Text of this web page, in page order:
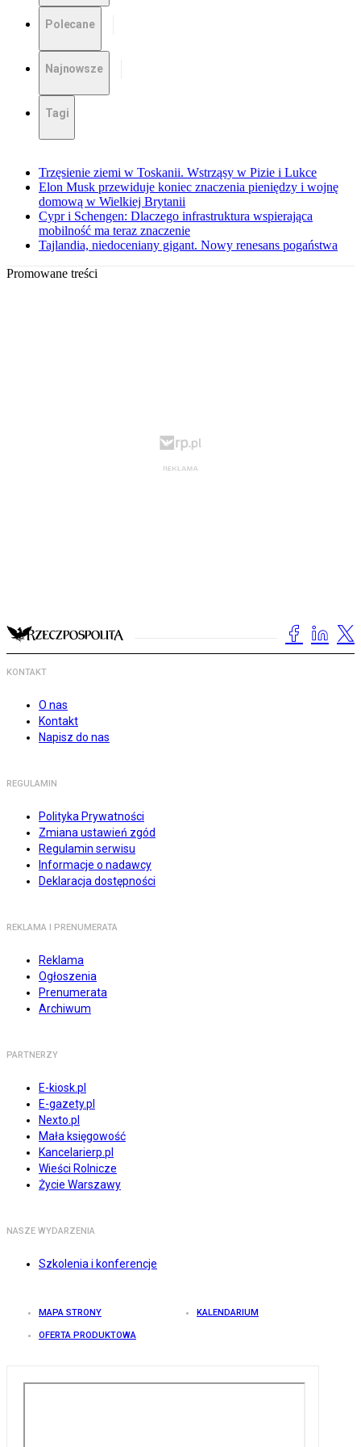
Polecane
Najnowsze
Tagi
Trzęsienie ziemi w Toskanii. Wstrząsy w Pizie i Lukce
Elon Musk przewiduje koniec znaczenia pieniędzy i wojnę
domową w Wielkiej Brytanii
Cypr i Schengen: Dlaczego infrastruktura wspierająca
mobilność ma teraz znaczenie
Tajlandia, niedoceniany gigant. Nowy renesans pogaństwa
Promowane treści
KONTAKT
O nas
Kontakt
Napisz do nas
REGULAMIN
Polityka Prywatności
Zmiana ustawień zgód
Regulamin serwisu
Informacje o nadawcy
Deklaracja dostępności
REKLAMA I PRENUMERATA
Reklama
Ogłoszenia
Prenumerata
Archiwum
PARTNERZY
E-kiosk.pl
E-gazety.pl
Nexto.pl
Mała księgowość
Kancelarierp.pl
Wieści Rolnicze
Życie Warszawy
NASZE WYDARZENIA
Szkolenia i konferencje
MAPA STRONY KALENDARIUM
OFERTA PRODUKTOWA